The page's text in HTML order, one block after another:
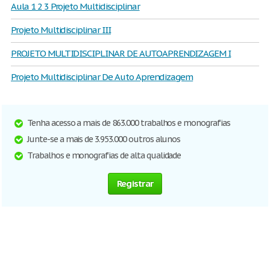
Aula 1 2 3 Projeto Multidisciplinar
Projeto Multidisciplinar III
PROJETO MULTIDISCIPLINAR DE AUTOAPRENDIZAGEM I
Projeto Multidisciplinar De Auto Aprendizagem
Tenha acesso a mais de 863.000 trabalhos e monografias
Junte-se a mais de 3.953.000 outros alunos
Trabalhos e monografias de alta qualidade
Registrar